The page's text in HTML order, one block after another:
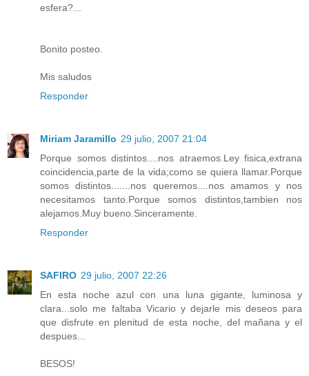
esfera?...
Bonito posteo.
Mis saludos
Responder
Miriam Jaramillo 29 julio, 2007 21:04
Porque somos distintos....nos atraemos.Ley fisica,extrana
coincidencia,parte de la vida;como se quiera llamar.Porque
somos distintos.......nos queremos....nos amamos y nos
necesitamos tanto.Porque somos distintos,tambien nos
alejamos.Muy bueno.Sinceramente.
Responder
SAFIRO 29 julio, 2007 22:26
En esta noche azul con una luna gigante, luminosa y
clara...solo me faltaba Vicario y dejarle mis deseos para
que disfrute en plenitud de esta noche, del mañana y el
despues...
BESOS!